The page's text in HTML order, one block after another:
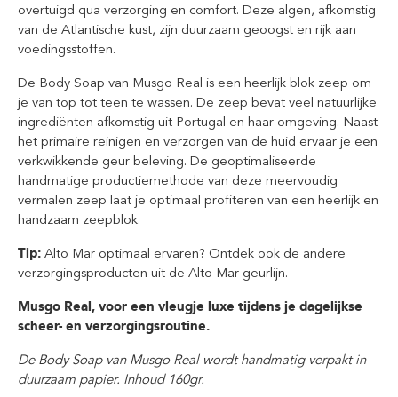
overtuigd qua verzorging en comfort. Deze algen, afkomstig
van de Atlantische kust, zijn duurzaam geoogst en rijk aan
voedingsstoffen.
De Body Soap van Musgo Real is een heerlijk blok zeep om
je van top tot teen te wassen. De zeep bevat veel natuurlijke
ingrediënten afkomstig uit Portugal en haar omgeving. Naast
het primaire reinigen en verzorgen van de huid ervaar je een
verkwikkende geur beleving. De geoptimaliseerde
handmatige productiemethode van deze meervoudig
vermalen zeep laat je optimaal profiteren van een heerlijk en
handzaam zeepblok.
Tip: Alto Mar optimaal ervaren? Ontdek ook de andere
verzorgingsproducten uit de Alto Mar geurlijn.
Musgo Real, voor een vleugje luxe tijdens je dagelijkse
scheer- en verzorgingsroutine.
De Body Soap van Musgo Real wordt handmatig verpakt in
duurzaam papier. Inhoud 160gr.